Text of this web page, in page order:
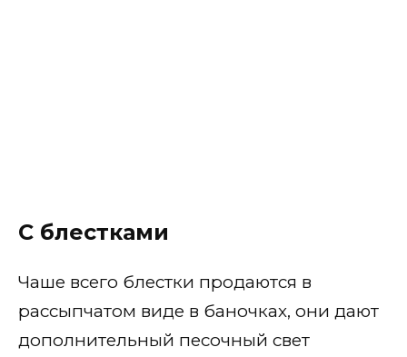
С блестками
Чаше всего блестки продаются в
рассыпчатом виде в баночках, они дают
дополнительный песочный свет